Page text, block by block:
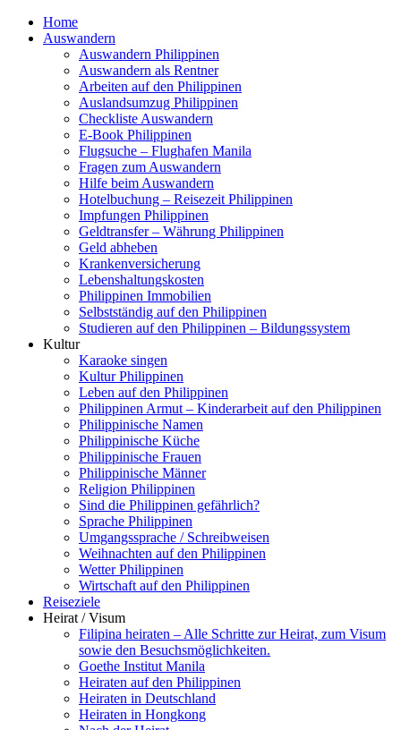
Home
Auswandern
Auswandern Philippinen
Auswandern als Rentner
Arbeiten auf den Philippinen
Auslandsumzug Philippinen
Checkliste Auswandern
E-Book Philippinen
Flugsuche – Flughafen Manila
Fragen zum Auswandern
Hilfe beim Auswandern
Hotelbuchung – Reisezeit Philippinen
Impfungen Philippinen
Geldtransfer – Währung Philippinen
Geld abheben
Krankenversicherung
Lebenshaltungskosten
Philippinen Immobilien
Selbstständig auf den Philippinen
Studieren auf den Philippinen – Bildungssystem
Kultur
Karaoke singen
Kultur Philippinen
Leben auf den Philippinen
Philippinen Armut – Kinderarbeit auf den Philippinen
Philippinische Namen
Philippinische Küche
Philippinische Frauen
Philippinische Männer
Religion Philippinen
Sind die Philippinen gefährlich?
Sprache Philippinen
Umgangssprache / Schreibweisen
Weihnachten auf den Philippinen
Wetter Philippinen
Wirtschaft auf den Philippinen
Reiseziele
Heirat / Visum
Filipina heiraten – Alle Schritte zur Heirat, zum Visum
sowie den Besuchsmöglichkeiten.
Goethe Institut Manila
Heiraten auf den Philippinen
Heiraten in Deutschland
Heiraten in Hongkong